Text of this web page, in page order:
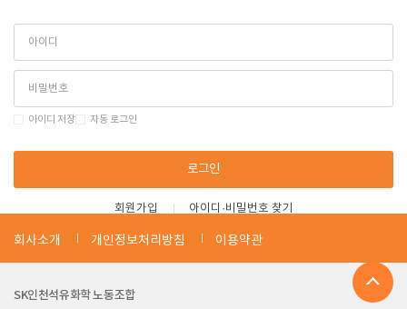
아이디 저장 자동 로그인
로그인
회원가입 아이디·비밀번호 찾기
회사소개 개인정보처리방침 이용약관
SK인천석유화학 노동조합